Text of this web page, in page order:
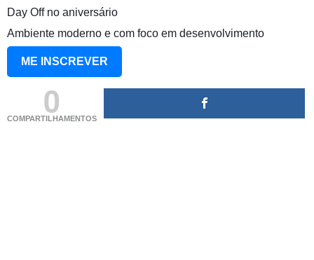
Day Off no aniversário
Ambiente moderno e com foco em desenvolvimento
ME INSCREVER
0
COMPARTILHAMENTOS